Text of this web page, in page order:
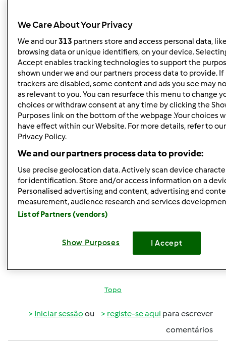
Topo
Iniciar sessãoou registe-se aquipara escrever
comentários
Anónimo (não verificado)
Sex, 2010-06-04 13:57
#3
Eu moro em s.miguel e cá não há pingo doce nem corte
inglês. Será que encontro a cuajada no continente??? isso
Receita de mousse de chocolate alguém tem??? +para o
caso de não encontrar essa cuajada
Topo
Iniciar sessão ou registe-se aqui para escrever
comentários
We Care About Your Privacy
We and our313 partners store and access personal data,
browsing data or unique identifiers, on your device.
Accept enables tracking technologies to support the
shown under we and our partners process data to provide. If
trackers are disabled, some content and ads you see may
as relevant to you. You can resurface this menu to change
choices or withdraw consent at any time by clicking the
Purposes link on the bottom of the webpage .Your choices
have effect within our Website. For more details, refer to our
Privacy Policy.
We and our partners process data to provide:
Use precise geolocation data. Actively scan device
for identification. Store and/or access information on a
Personalised advertising and content, advertising and
measurement, audience research and services
List of Partners (vendors)
Show Purposes I Accept